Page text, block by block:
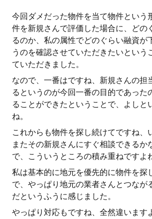
今回ダメだった物件を当て物件という
件を新規さんで評価した場合に、どの
るのか、私の属性でどのぐらい融資が
うのを確認させていただきたいという
ていただきました。
なので、一番はですね、新規さんの担
るというのが今回一番の目的であった
ることができたということで、よしと
ね。
これからも物件を探し続けてですね、
またその新規さんにすぐ相談できるか
で、こういうところの積み重ねですよ
私は基本的に地元を優先的に物件を探
で、やっぱり地元の業者さんとつなが
だというふうに感じました。
やっぱり対応もですね、全然違います